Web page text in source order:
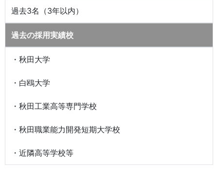
過去3名（3年以内）
過去の採用実績校
・秋田大学
・白鴎大学
・秋田工業高等専門学校
・秋田職業能力開発短期大学校
・近隣高等学校等